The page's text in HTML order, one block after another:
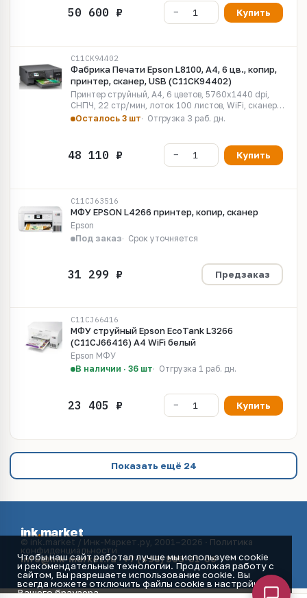
Купить
C11CK94402
Фабрика Печати Epson L8100, А4, 6 цв., копир,
принтер, сканер, USB (C11CK94402)
Принтер струйный, А4, 6 цветов, 5760x1440 dpi,
СНПЧ, 22 стр/мин, лоток 100 листов, WiFi, сканер
планшетный 1200x4800 dpi 1 стр. [C11CK37402],
Осталось 3 шт Отгрузка 3 раб. дн.
Купить
C11CJ63516
МФУ EPSON L4266 принтер, копир, сканер
Epson
Под заказ
Срок уточняется
Предзаказ
C11CJ66416
МФУ струйный Epson EcoTank L3266
(C11CJ66416) A4 WiFi белый
Epson МФУ
В наличии · 36 шт
Отгрузка 1 раб. дн.
Купить
Показать ещё 24
ink.market
© ink.market / Инк-Маркет.ру, 2001–2026 · Политика
конфиденциальности
info@ink-market.ru·+7 (495) 565-31-09
Чтобы наш сайт работал лучше мы используем cookie
и рекомендательные технологии. Продолжая работу с
сайтом, Вы разрешаете использование cookie. Вы
всегда можете отключить файлы cookie в настройках
Вашего браузера.